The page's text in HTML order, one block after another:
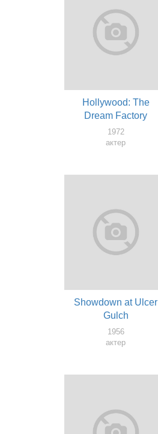
Hollywood: The
Dream Factory
1972
актер
Showdown at Ulcer
Gulch
1956
актер